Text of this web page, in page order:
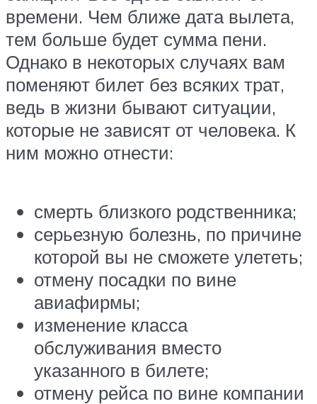
времени. Чем ближе дата вылета,
тем больше будет сумма пени.
Однако в некоторых случаях вам
поменяют билет без всяких трат,
ведь в жизни бывают ситуации,
которые не зависят от человека. К
ним можно отнести:
смерть близкого родственника;
серьезную болезнь, по причине
которой вы не сможете улететь;
отмену посадки по вине
авиафирмы;
изменение класса
обслуживания вместо
указанного в билете;
отмену рейса по вине компании